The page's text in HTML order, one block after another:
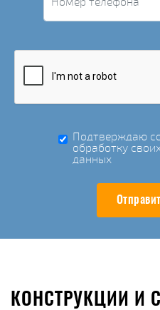
Подтверждаю
обработку
данных
КОНСТРУКЦИИ И